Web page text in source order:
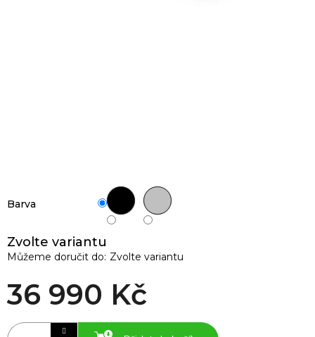
Zvolte variantu
Můžeme doručit do: Zvolte variantu
36 990 Kč
Barva